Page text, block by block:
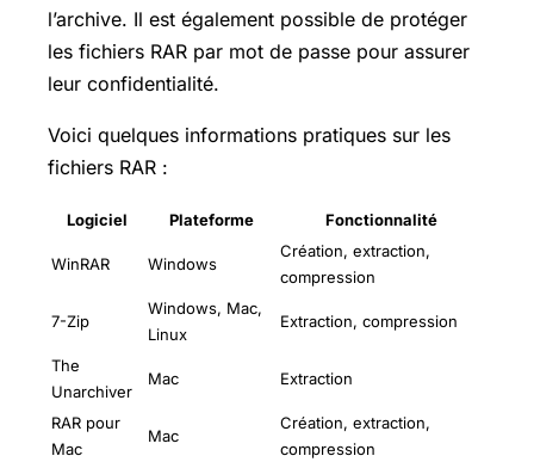
l’archive. Il est également possible de protéger
les fichiers RAR par mot de passe pour assurer
leur confidentialité.
Voici quelques informations pratiques sur les
fichiers RAR :
Logiciel Plateforme Fonctionnalité
WinRAR Windows
Création, extraction,
compression
7-Zip
Windows, Mac,
Linux
Extraction, compression
The
Unarchiver
Mac Extraction
RAR pour
Mac
Mac
Création, extraction,
compression